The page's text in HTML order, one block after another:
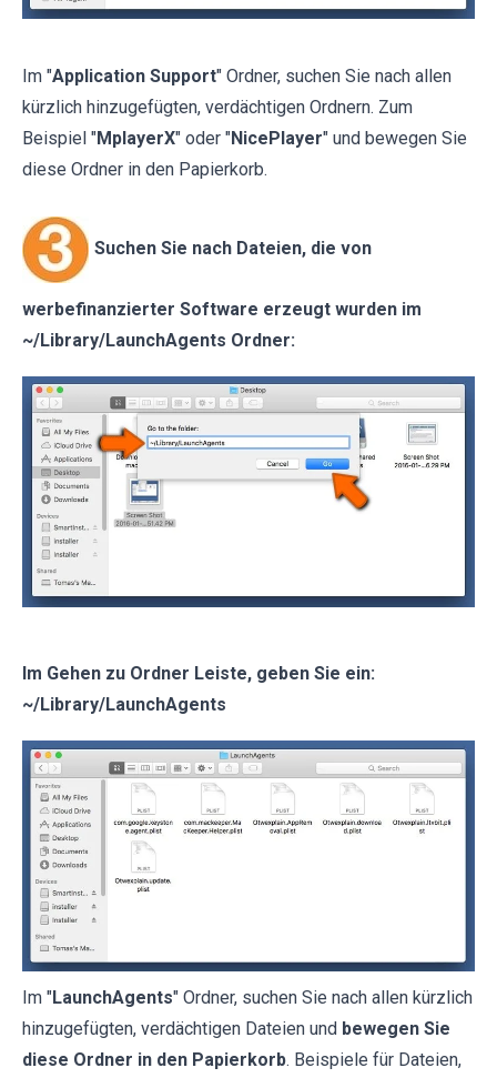
Im "Application Support" Ordner, suchen Sie nach allen
kürzlich hinzugefügten, verdächtigen Ordnern. Zum
Beispiel "MplayerX" oder "NicePlayer" und bewegen Sie
diese Ordner in den Papierkorb.
Suchen Sie nach Dateien, die von
werbefinanzierter Software erzeugt wurden im
~/Library/LaunchAgents Ordner:
Im Gehen zu Ordner Leiste, geben Sie ein:
~/Library/LaunchAgents
Im "LaunchAgents" Ordner, suchen Sie nach allen kürzlich
hinzugefügten, verdächtigen Dateien und bewegen Sie
diese Ordner in den Papierkorb. Beispiele für Dateien,